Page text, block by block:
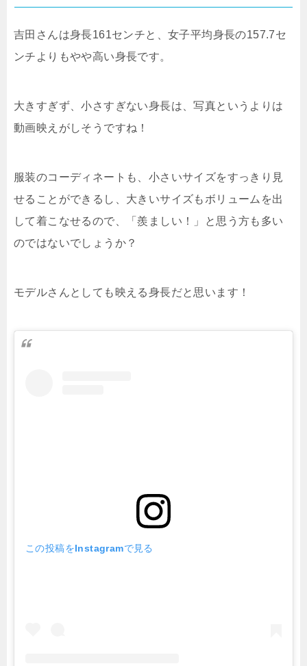
吉田さんは身長161センチと、女子平均身長の157.7セ
ンチよりもやや高い身長です。
大きすぎず、小さすぎない身長は、写真というよりは
動画映えがしそうですね！
服装のコーディネートも、小さいサイズをすっきり見
せることができるし、大きいサイズもボリュームを出
して着こなせるので、「羨ましい！」と思う方も多い
のではないでしょうか？
モデルさんとしても映える身長だと思います！
この投稿をInstagramで見る